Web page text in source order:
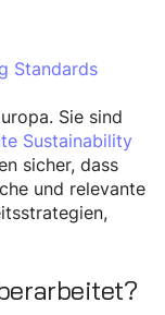
Standards
Sie sind
Sustainability
sicher, dass
und relevante